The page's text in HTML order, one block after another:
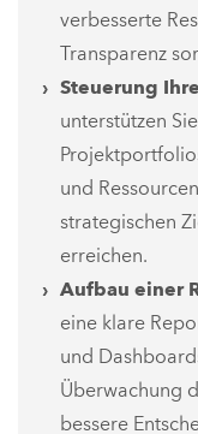
verbesserte
Transparenz
Steuerung
unterstützen
und
strategischen
erreichen.
Aufbau einer
eine klare
und
Überwachung
bessere